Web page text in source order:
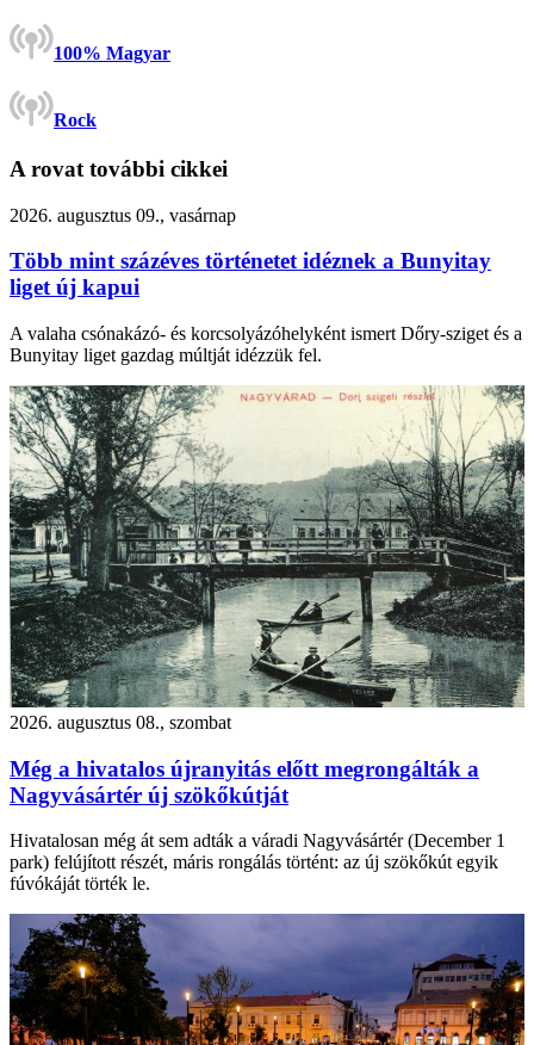
100% Magyar
Rock
A rovat további cikkei
2026. augusztus 09., vasárnap
Több mint százéves történetet idéznek a Bunyitay
liget új kapui
A valaha csónakázó- és korcsolyázóhelyként ismert Dőry-sziget és a
Bunyitay liget gazdag múltját idézzük fel.
2026. augusztus 08., szombat
Még a hivatalos újranyitás előtt megrongálták a
Nagyvásártér új szökőkútját
Hivatalosan még át sem adták a váradi Nagyvásártér (December 1
park) felújított részét, máris rongálás történt: az új szökőkút egyik
fúvókáját törték le.